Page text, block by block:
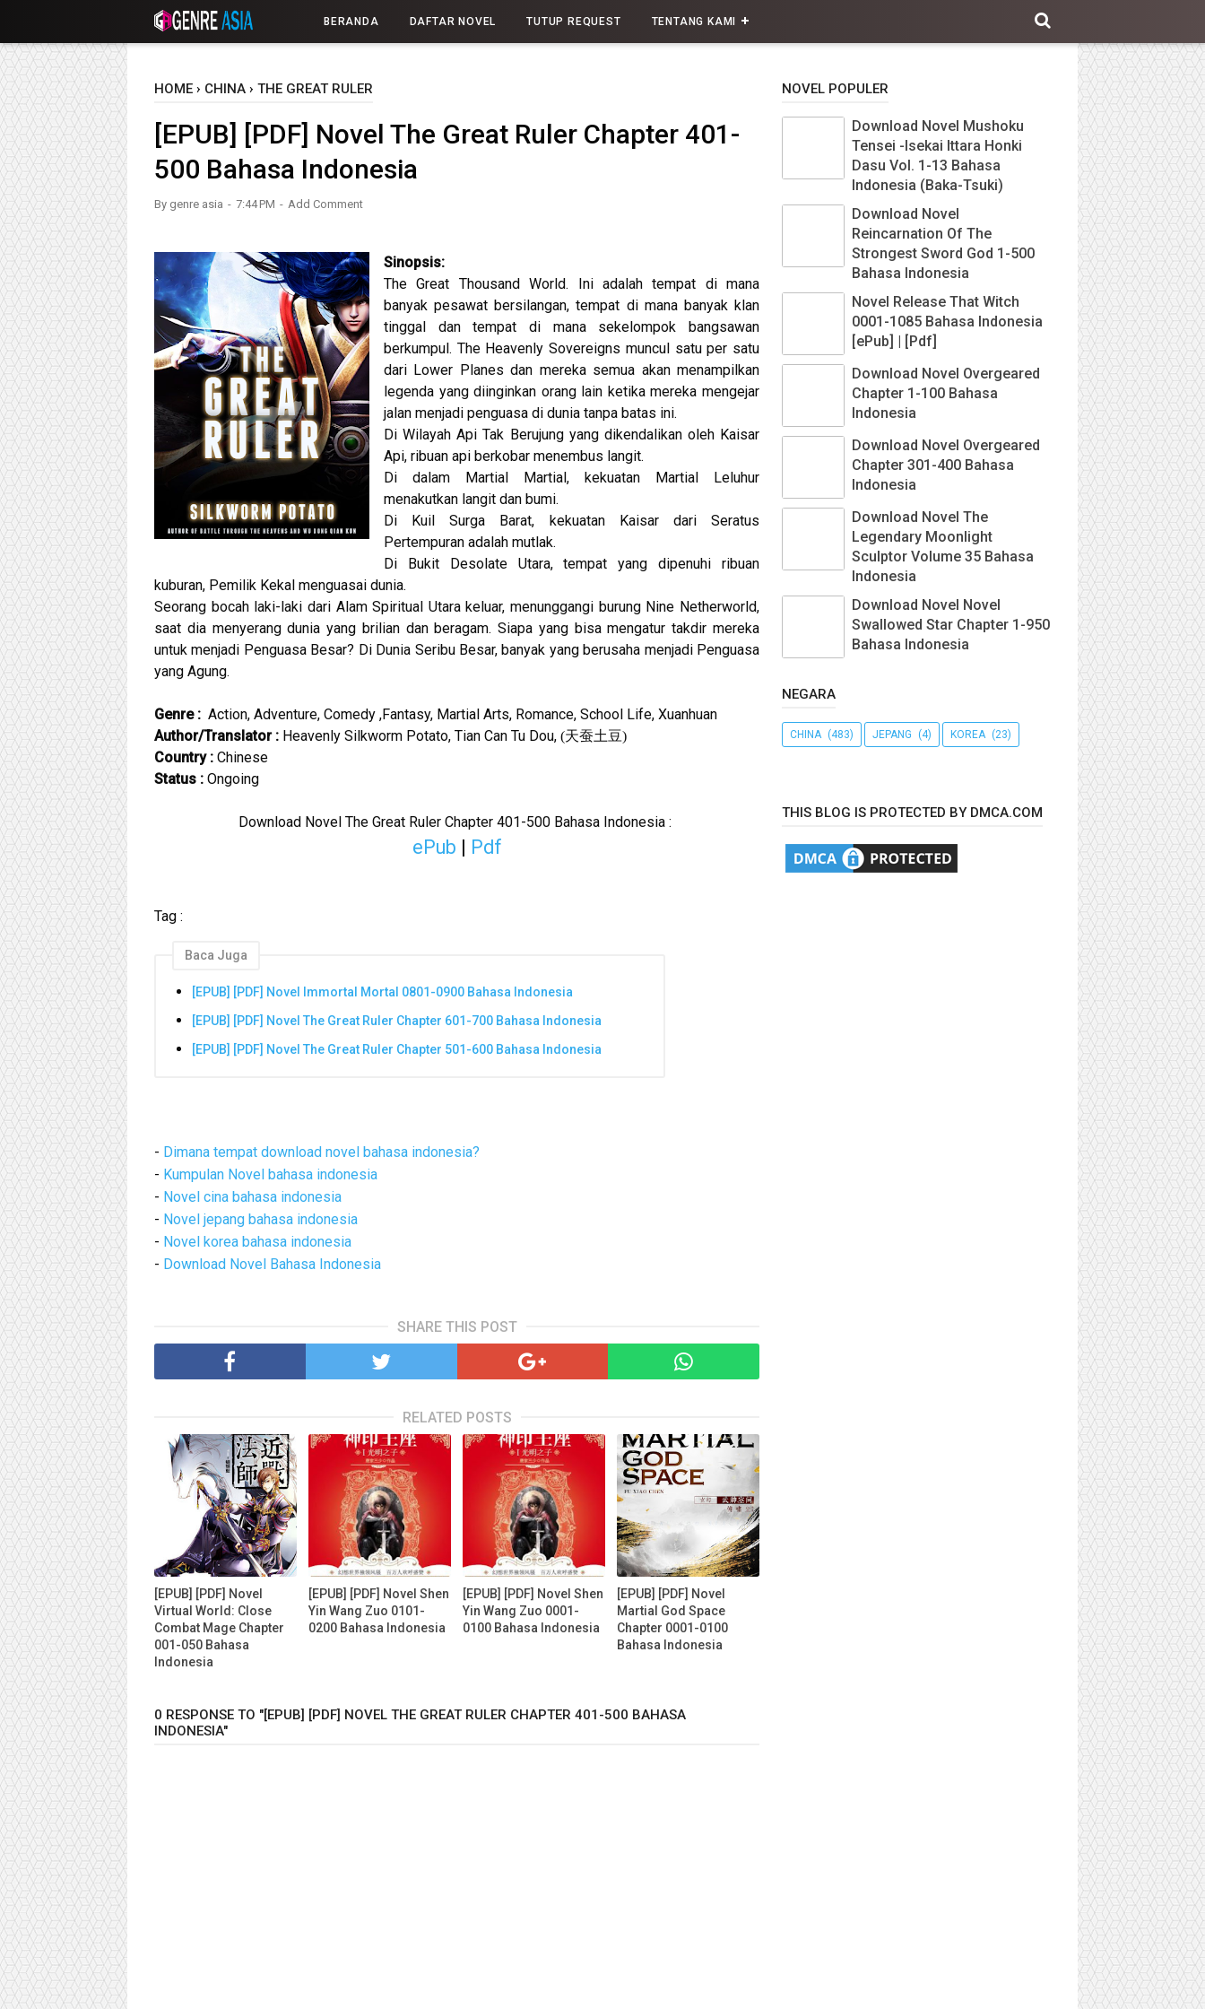
BERANDA DAFTAR NOVEL TUTUP REQUEST TENTANG KAMI
HOME › CHINA › THE GREAT RULER
[EPUB] [PDF] Novel The Great Ruler Chapter 401-
500 Bahasa Indonesia
By genre asia 7:44 PM Add Comment
Sinopsis:
The Great Thousand World. Ini adalah tempat di mana
banyak pesawat bersilangan, tempat di mana banyak klan
tinggal dan tempat di mana sekelompok bangsawan
berkumpul. The Heavenly Sovereigns muncul satu per satu
dari Lower Planes dan mereka semua akan menampilkan
legenda yang diinginkan orang lain ketika mereka mengejar
jalan menjadi penguasa di dunia tanpa batas ini.
Di Wilayah Api Tak Berujung yang dikendalikan oleh Kaisar
Api, ribuan api berkobar menembus langit.
Di dalam Martial Martial, kekuatan Martial Leluhur
menakutkan langit dan bumi.
Di Kuil Surga Barat, kekuatan Kaisar dari Seratus
Pertempuran adalah mutlak.
Di Bukit Desolate Utara, tempat yang dipenuhi ribuan
kuburan, Pemilik Kekal menguasai dunia.
Seorang bocah laki-laki dari Alam Spiritual Utara keluar, menunggangi burung Nine Netherworld,
saat dia menyerang dunia yang brilian dan beragam. Siapa yang bisa mengatur takdir mereka
untuk menjadi Penguasa Besar? Di Dunia Seribu Besar, banyak yang berusaha menjadi Penguasa
yang Agung.
Genre : Action, Adventure, Comedy ,Fantasy, Martial Arts, Romance, School Life, Xuanhuan
Author/Translator : Heavenly Silkworm Potato, Tian Can Tu Dou, (天蚕土豆)
Country : Chinese
Status : Ongoing
Download Novel The Great Ruler Chapter 401-500 Bahasa Indonesia :
ePub | Pdf
Tag :
Baca Juga
[EPUB] [PDF] Novel Immortal Mortal 0801-0900 Bahasa Indonesia
[EPUB] [PDF] Novel The Great Ruler Chapter 601-700 Bahasa Indonesia
[EPUB] [PDF] Novel The Great Ruler Chapter 501-600 Bahasa Indonesia
- Dimana tempat download novel bahasa indonesia?
- Kumpulan Novel bahasa indonesia
- Novel cina bahasa indonesia
- Novel jepang bahasa indonesia
- Novel korea bahasa indonesia
- Download Novel Bahasa Indonesia
SHARE THIS POST
RELATED POSTS
[EPUB] [PDF] Novel
Virtual World: Close
Combat Mage Chapter
001-050 Bahasa
Indonesia
[EPUB] [PDF] Novel Shen
Yin Wang Zuo 0101-
0200 Bahasa Indonesia
[EPUB] [PDF] Novel Shen
Yin Wang Zuo 0001-
0100 Bahasa Indonesia
[EPUB] [PDF] Novel
Martial God Space
Chapter 0001-0100
Bahasa Indonesia
0 RESPONSE TO "[EPUB] [PDF] NOVEL THE GREAT RULER CHAPTER 401-500 BAHASA
INDONESIA"
NOVEL POPULER
Download Novel Mushoku
Tensei -Isekai Ittara Honki
Dasu Vol. 1-13 Bahasa
Indonesia (Baka-Tsuki)
Download Novel
Reincarnation Of The
Strongest Sword God 1-500
Bahasa Indonesia
Novel Release That Witch
0001-1085 Bahasa Indonesia
[ePub] | [Pdf]
Download Novel Overgeared
Chapter 1-100 Bahasa
Indonesia
Download Novel Overgeared
Chapter 301-400 Bahasa
Indonesia
Download Novel The
Legendary Moonlight
Sculptor Volume 35 Bahasa
Indonesia
Download Novel Novel
Swallowed Star Chapter 1-950
Bahasa Indonesia
NEGARA
CHINA (483) JEPANG (4) KOREA (23)
THIS BLOG IS PROTECTED BY DMCA.COM